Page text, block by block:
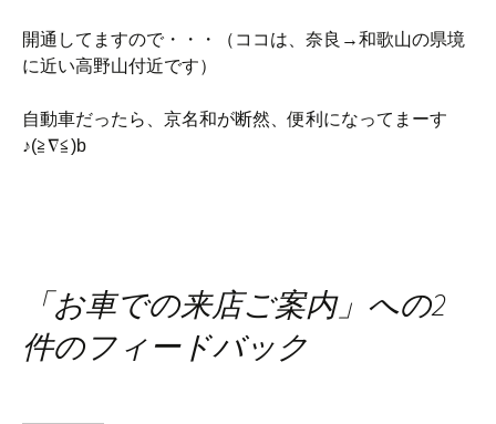
開通してますので・・・（ココは、奈良→和歌山の県境
に近い高野山付近です）
自動車だったら、京名和が断然、便利になってまーす
♪(≧∇≦)b
「お車での来店ご案内」への2
件のフィードバック